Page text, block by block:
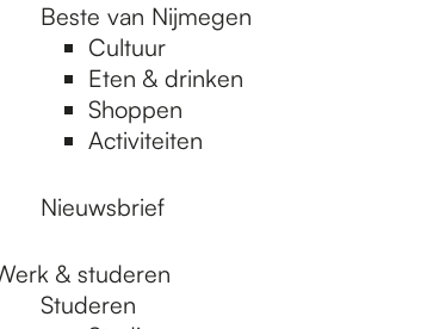
Beste van Nijmegen
Cultuur
Eten & drinken
Shoppen
Activiteiten
Nieuwsbrief
& studeren
Studeren